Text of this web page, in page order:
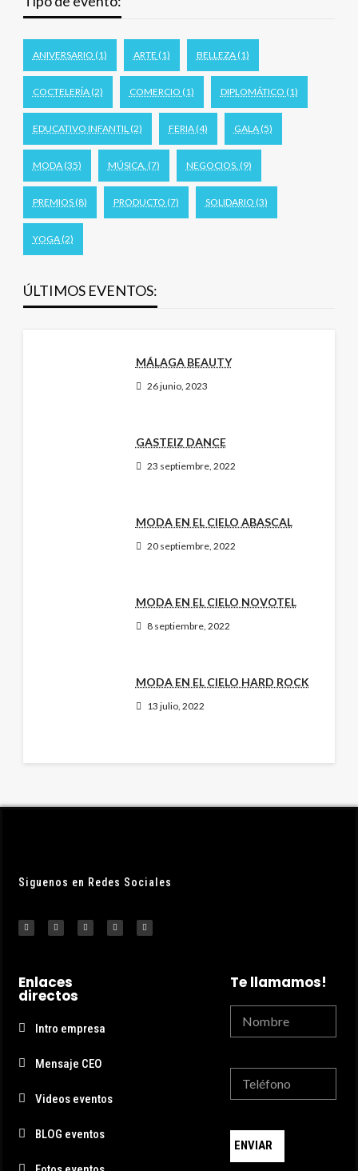
ANIVERSARIO (1) ARTE (1) BELLEZA(1)
COCTELERÍA(2) COMERCIO (1) DIPLOMÁTICO (1)
EDUCATIVO INFANTIL (2) FERIA(4) GALA(5)
MODA(35) MÚSICA. (7) NEGOCIOS. (9)
PREMIOS(8) PRODUCTO (7) SOLIDARIO (3)
YOGA(2)
ÚLTIMOS EVENTOS:
MÁLAGA BEAUTY
26 junio, 2023
GASTEIZ DANCE
23 septiembre, 2022
MODA EN EL CIELO ABASCAL
20 septiembre, 2022
MODA EN EL CIELO NOVOTEL
8 septiembre, 2022
MODA EN EL CIELO HARD ROCK
13 julio, 2022
Siguenos en Redes Sociales
Enlaces
directos
Intro empresa
Mensaje CEO
Videos eventos
BLOG eventos
Te llamamos!
ENVIAR